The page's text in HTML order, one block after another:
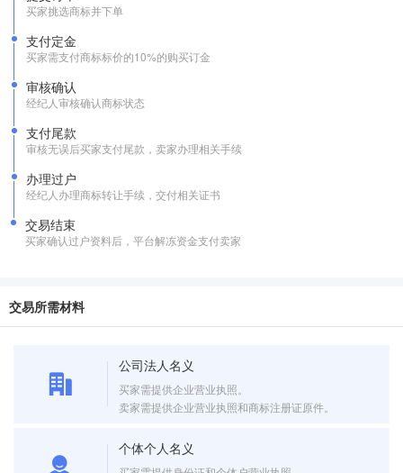
买家挑选商标并下单
支付定金
买家需支付商标标价的10%的购买订金
审核确认
经纪人审核确认商标状态
支付尾款
审核无误后买家支付尾款，卖家办理相关手续
办理过户
经纪人办理商标转让手续，交付相关证书
交易结束
买家确认过户资料后，平台解冻资金支付卖家
交易所需材料
公司法人名义
买家需提供企业营业执照。
卖家需提供企业营业执照和商标注册证原件。
个体个人名义